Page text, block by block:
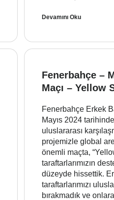
Devamını Oku
Fenerbahçe –
Maçı – Yellow
Fenerbahçe Erkek
Mayıs 2024
uluslararası
projemizle global
önemli maçta,
taraftarlarımızın
düzeyde hissettik.
taraftarlarımızı
bırakmadık ve